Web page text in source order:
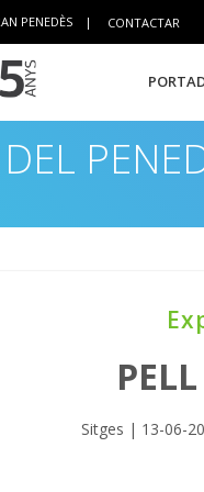
PENEDÈS | CONTACTAR
Sitges | 13-06-